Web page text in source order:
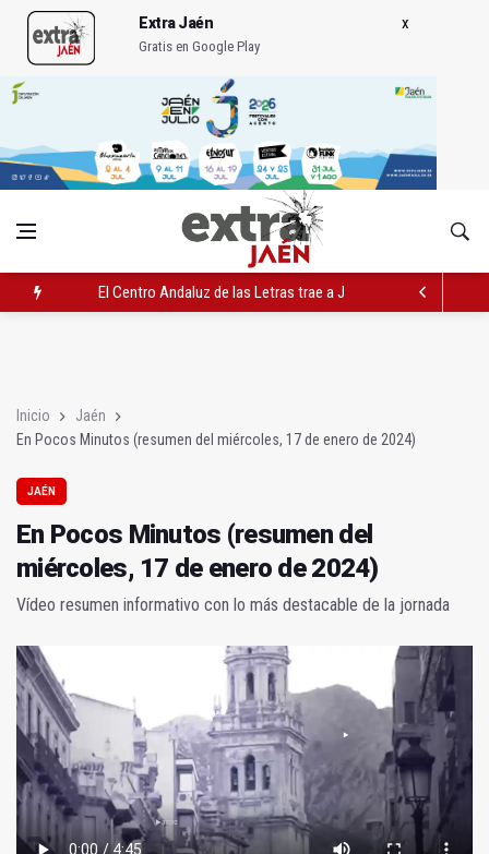
Extra Jaén
Gratis en Google Play
El Centro Andaluz de las Letras trae a Jaén al filósofo Omar
Inicio
Jaén
En Pocos Minutos (resumen del miércoles, 17 de enero de 2024)
JAÉN
En Pocos Minutos (resumen del
miércoles, 17 de enero de 2024)
Vídeo resumen informativo con lo más destacable de la jornada